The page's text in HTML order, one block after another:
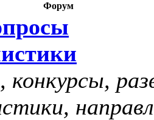
Форум